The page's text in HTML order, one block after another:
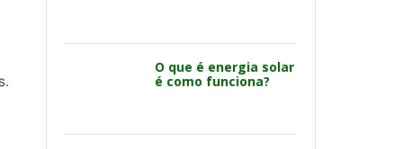
O que é energia solar
é como funciona?